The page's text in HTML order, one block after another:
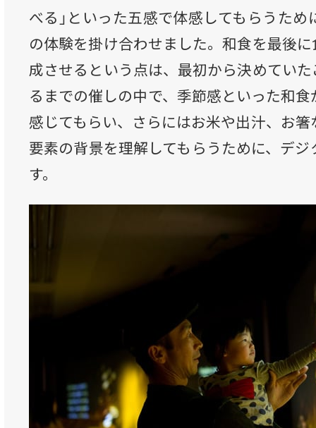
べる」といった五感で体感してもらうた
の体験を掛け合わせました。和食を最後
成させるという点は、最初から決めてい
るまでの催しの中で、季節感といった和
感じてもらい、さらにはお米や出汁、お
要素の背景を理解してもらうために、デ
す。